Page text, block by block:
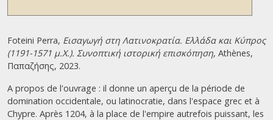
Foteini Perra, Εισαγωγή στη Λατινοκρατία. Ελλάδα και Κύπρος
(1191-1571 μ.Χ.). Συνοπτική ιστορική επισκόπηση, Athènes,
Παπαζήσης, 2023.
A propos de l'ouvrage : il donne un aperçu de la période de
domination occidentale, ou latinocratie, dans l'espace grec et à
Chypre. Après 1204, à la place de l'empire autrefois puissant, les